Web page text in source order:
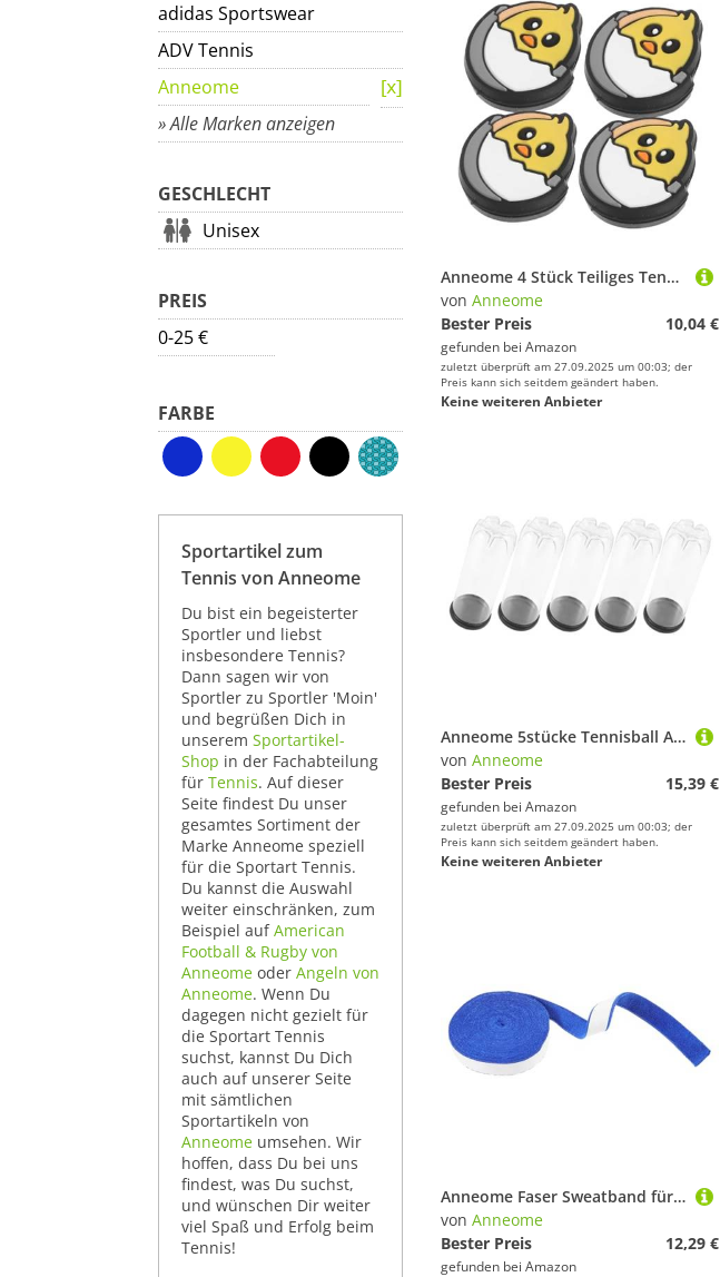
adidas Sportswear
ADV Tennis
Anneome
» Alle Marken anzeigen
GESCHLECHT
Unisex
PREIS
0-25 €
FARBE
Sportartikel zum
Tennis von Anneome
Du bist ein begeisterter
Sportler und liebst
insbesondere Tennis?
Dann sagen wir von
Sportler zu Sportler 'Moin'
und begrüßen Dich in
unserem Sportartikel-
Shop in der Fachabteilung
für Tennis. Auf dieser
Seite findest Du unser
gesamtes Sortiment der
Marke Anneome speziell
für die Sportart Tennis.
Du kannst die Auswahl
weiter einschränken, zum
Beispiel aufAmerican
Football & Rugby von
Anneome oder Angeln von
Anneome. Wenn Du
dagegen nicht gezielt für
die Sportart Tennis
suchst, kannst Du Dich
auch auf unserer Seite
mit sämtlichen
Sportartikeln von
Anneome umsehen. Wir
hoffen, dass Du bei uns
findest, was Du suchst,
und wünschen Dir weiter
viel Spaß und Erfolg beim
Tennis!
Anneome 4 Stück Teiliges Tennis-schläger-dämpfer Strapazierfähigem Silikon mit Niedlichem Küken-Design Vibrationsabsorbierend Stoßfest Passend für Tennisschläger für Jugendliche
von Anneome
Bester Preis
10,04 €
gefunden bei Amazon
zuletzt überprüft am 27.09.2025 um 00:03; der
Preis kann sich seitdem geändert haben.
Keine weiteren Anbieter
Anneome 5stücke Tennisball Aufbewahrungsflasche Transparente Box Mit Schwarzem Deckel Langlebiger Und Wiederverwendbarer Behälter Für Tennis Und Tischtennisbälle
von Anneome
Bester Preis
15,39 €
gefunden bei Amazon
zuletzt überprüft am 27.09.2025 um 00:03; der
Preis kann sich seitdem geändert haben.
Keine weiteren Anbieter
Anneome Faser Sweatband für Badminton Tennisracket Langlebiges Schweißabsorbierendes Griffband rutschfeste Schutzbandage Blau Komfortabel und Tragbar
von Anneome
Bester Preis
12,29 €
gefunden bei Amazon